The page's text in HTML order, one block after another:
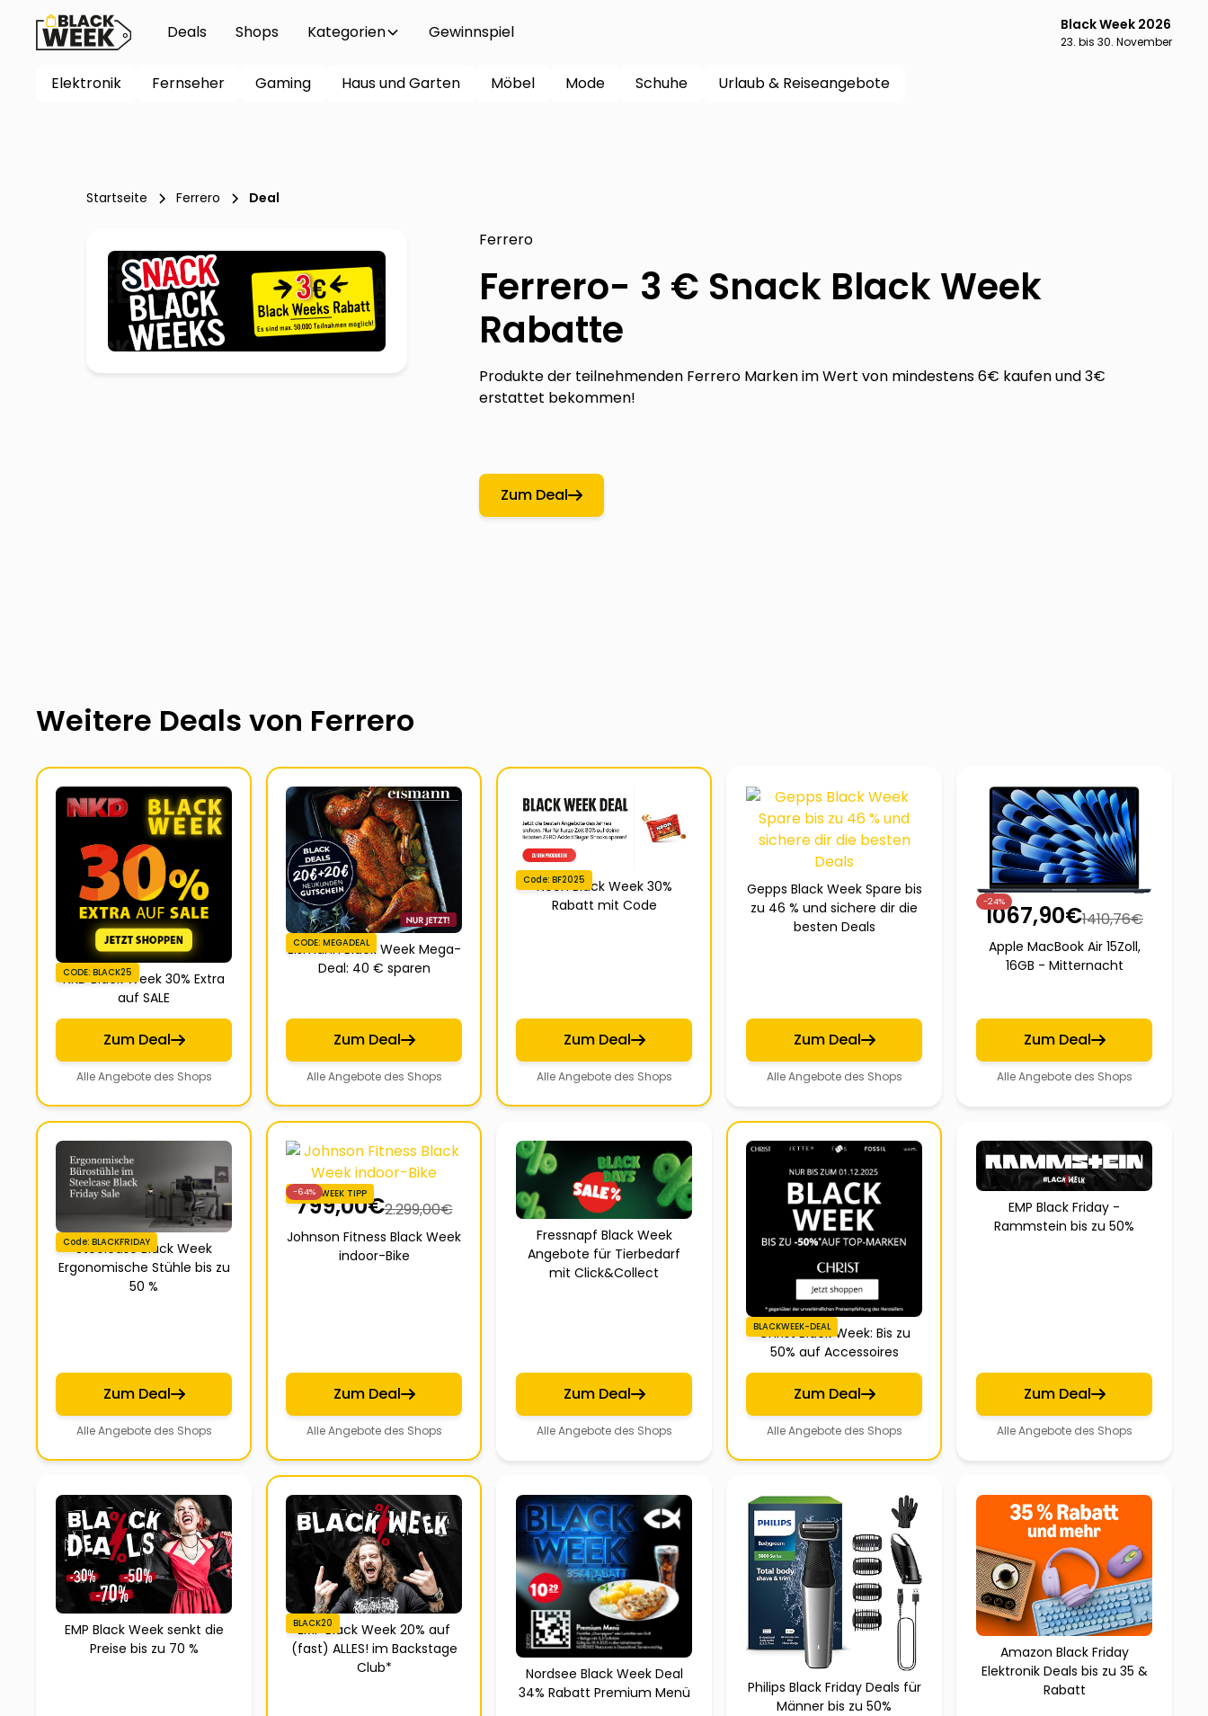
Deals Shops Kategorien Gewinnspiel Black Week 2026
23. bis 30. November
Elektronik Fernseher Gaming Haus und Garten Möbel Mode Schuhe Urlaub & Reiseangebote
Startseite Ferrero Deal
Ferrero
Ferrero- 3 € Snack Black Week
Rabatte
Produkte der teilnehmenden Ferrero Marken im Wert von mindestens 6€ kaufen und 3€
erstattet bekommen!
Zum Deal
Weitere Deals von Ferrero
CODE: BLACK25
NKD Black Week 30% Extra
auf SALE
Zum Deal
Alle Angebote des Shops
CODE: MEGADEAL
Eismann Black Week Mega-
Deal: 40 € sparen
Zum Deal
Alle Angebote des Shops
Code: BF2025
Neoh Black Week 30%
Rabatt mit Code
Zum Deal
Alle Angebote des Shops
Gepps Black Week Spare bis
zu 46 % und sichere dir die
besten Deals
Zum Deal
Alle Angebote des Shops
-24%
1067,90€1410,76€
Apple MacBook Air 15Zoll,
16GB - Mitternacht
Zum Deal
Alle Angebote des Shops
Code: BLACKFRIDAY
Steelcase Black Week
Ergonomische Stühle bis zu
50 %
Zum Deal
Alle Angebote des Shops
BLACKWEEK TIPP
-64%
799,00€2.299,00€
Johnson Fitness Black Week
indoor-Bike
Zum Deal
Alle Angebote des Shops
Fressnapf Black Week
Angebote für Tierbedarf
mit Click&Collect
Zum Deal
Alle Angebote des Shops
BLACKWEEK-DEAL
Christ Black Week: Bis zu
50% auf Accessoires
Zum Deal
Alle Angebote des Shops
EMP Black Friday -
Rammstein bis zu 50%
Zum Deal
Alle Angebote des Shops
EMP Black Week senkt die
Preise bis zu 70 %
BLACK20
EMP Black Week 20% auf
(fast) ALLES! im Backstage
Club*
Nordsee Black Week Deal
34% Rabatt Premium Menü
Philips Black Friday Deals für
Männer bis zu 50%
Amazon Black Friday
Elektronik Deals bis zu 35 &
Rabatt